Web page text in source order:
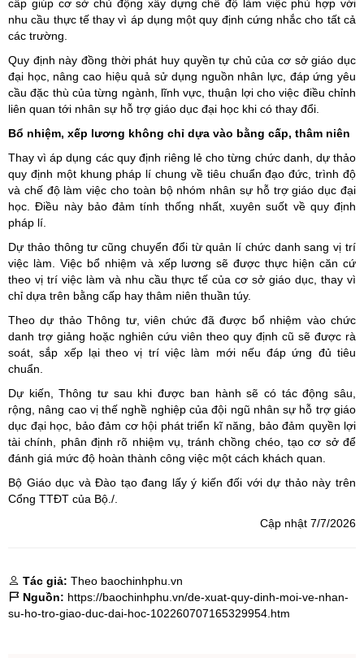
cấp giúp cơ sở chủ động xây dựng chế độ làm việc phù hợp với
nhu cầu thực tế thay vì áp dụng một quy định cứng nhắc cho tất cả
các trường.
Quy định này đồng thời phát huy quyền tự chủ của cơ sở giáo dục
đại học, nâng cao hiệu quả sử dụng nguồn nhân lực, đáp ứng yêu
cầu đặc thù của từng ngành, lĩnh vực, thuận lợi cho việc điều chỉnh
liên quan tới nhân sự hỗ trợ giáo dục đại học khi có thay đổi.
Bổ nhiệm, xếp lương không chỉ dựa vào bằng cấp, thâm niên
Thay vì áp dụng các quy định riêng lẻ cho từng chức danh, dự thảo
quy định một khung pháp lí chung về tiêu chuẩn đạo đức, trình độ
và chế độ làm việc cho toàn bộ nhóm nhân sự hỗ trợ giáo dục đại
học. Điều này bảo đảm tính thống nhất, xuyên suốt về quy định
pháp lí.
Dự thảo thông tư cũng chuyển đổi từ quản lí chức danh sang vị trí
việc làm. Việc bổ nhiệm và xếp lương sẽ được thực hiện căn cứ
theo vị trí việc làm và nhu cầu thực tế của cơ sở giáo dục, thay vì
chỉ dựa trên bằng cấp hay thâm niên thuần túy.
Theo dự thảo Thông tư, viên chức đã được bổ nhiệm vào chức
danh trợ giảng hoặc nghiên cứu viên theo quy định cũ sẽ được rà
soát, sắp xếp lại theo vị trí việc làm mới nếu đáp ứng đủ tiêu
chuẩn.
Dự kiến, Thông tư sau khi được ban hành sẽ có tác động sâu,
rộng, nâng cao vị thế nghề nghiệp của đội ngũ nhân sự hỗ trợ giáo
dục đại học, bảo đảm cơ hội phát triển kĩ năng, bảo đảm quyền lợi
tài chính, phân định rõ nhiệm vụ, tránh chồng chéo, tạo cơ sở để
đánh giá mức độ hoàn thành công việc một cách khách quan.
Bộ Giáo dục và Đào tạo đang lấy ý kiến đối vớidự thảonày trên
Cổng TTĐT của Bộ./.
Cập nhật 7/7/2026
Tác giả: Theo baochinhphu.vn
Nguồn: https://baochinhphu.vn/de-xuat-quy-dinh-moi-ve-nhan-
su-ho-tro-giao-duc-dai-hoc-102260707165329954.htm